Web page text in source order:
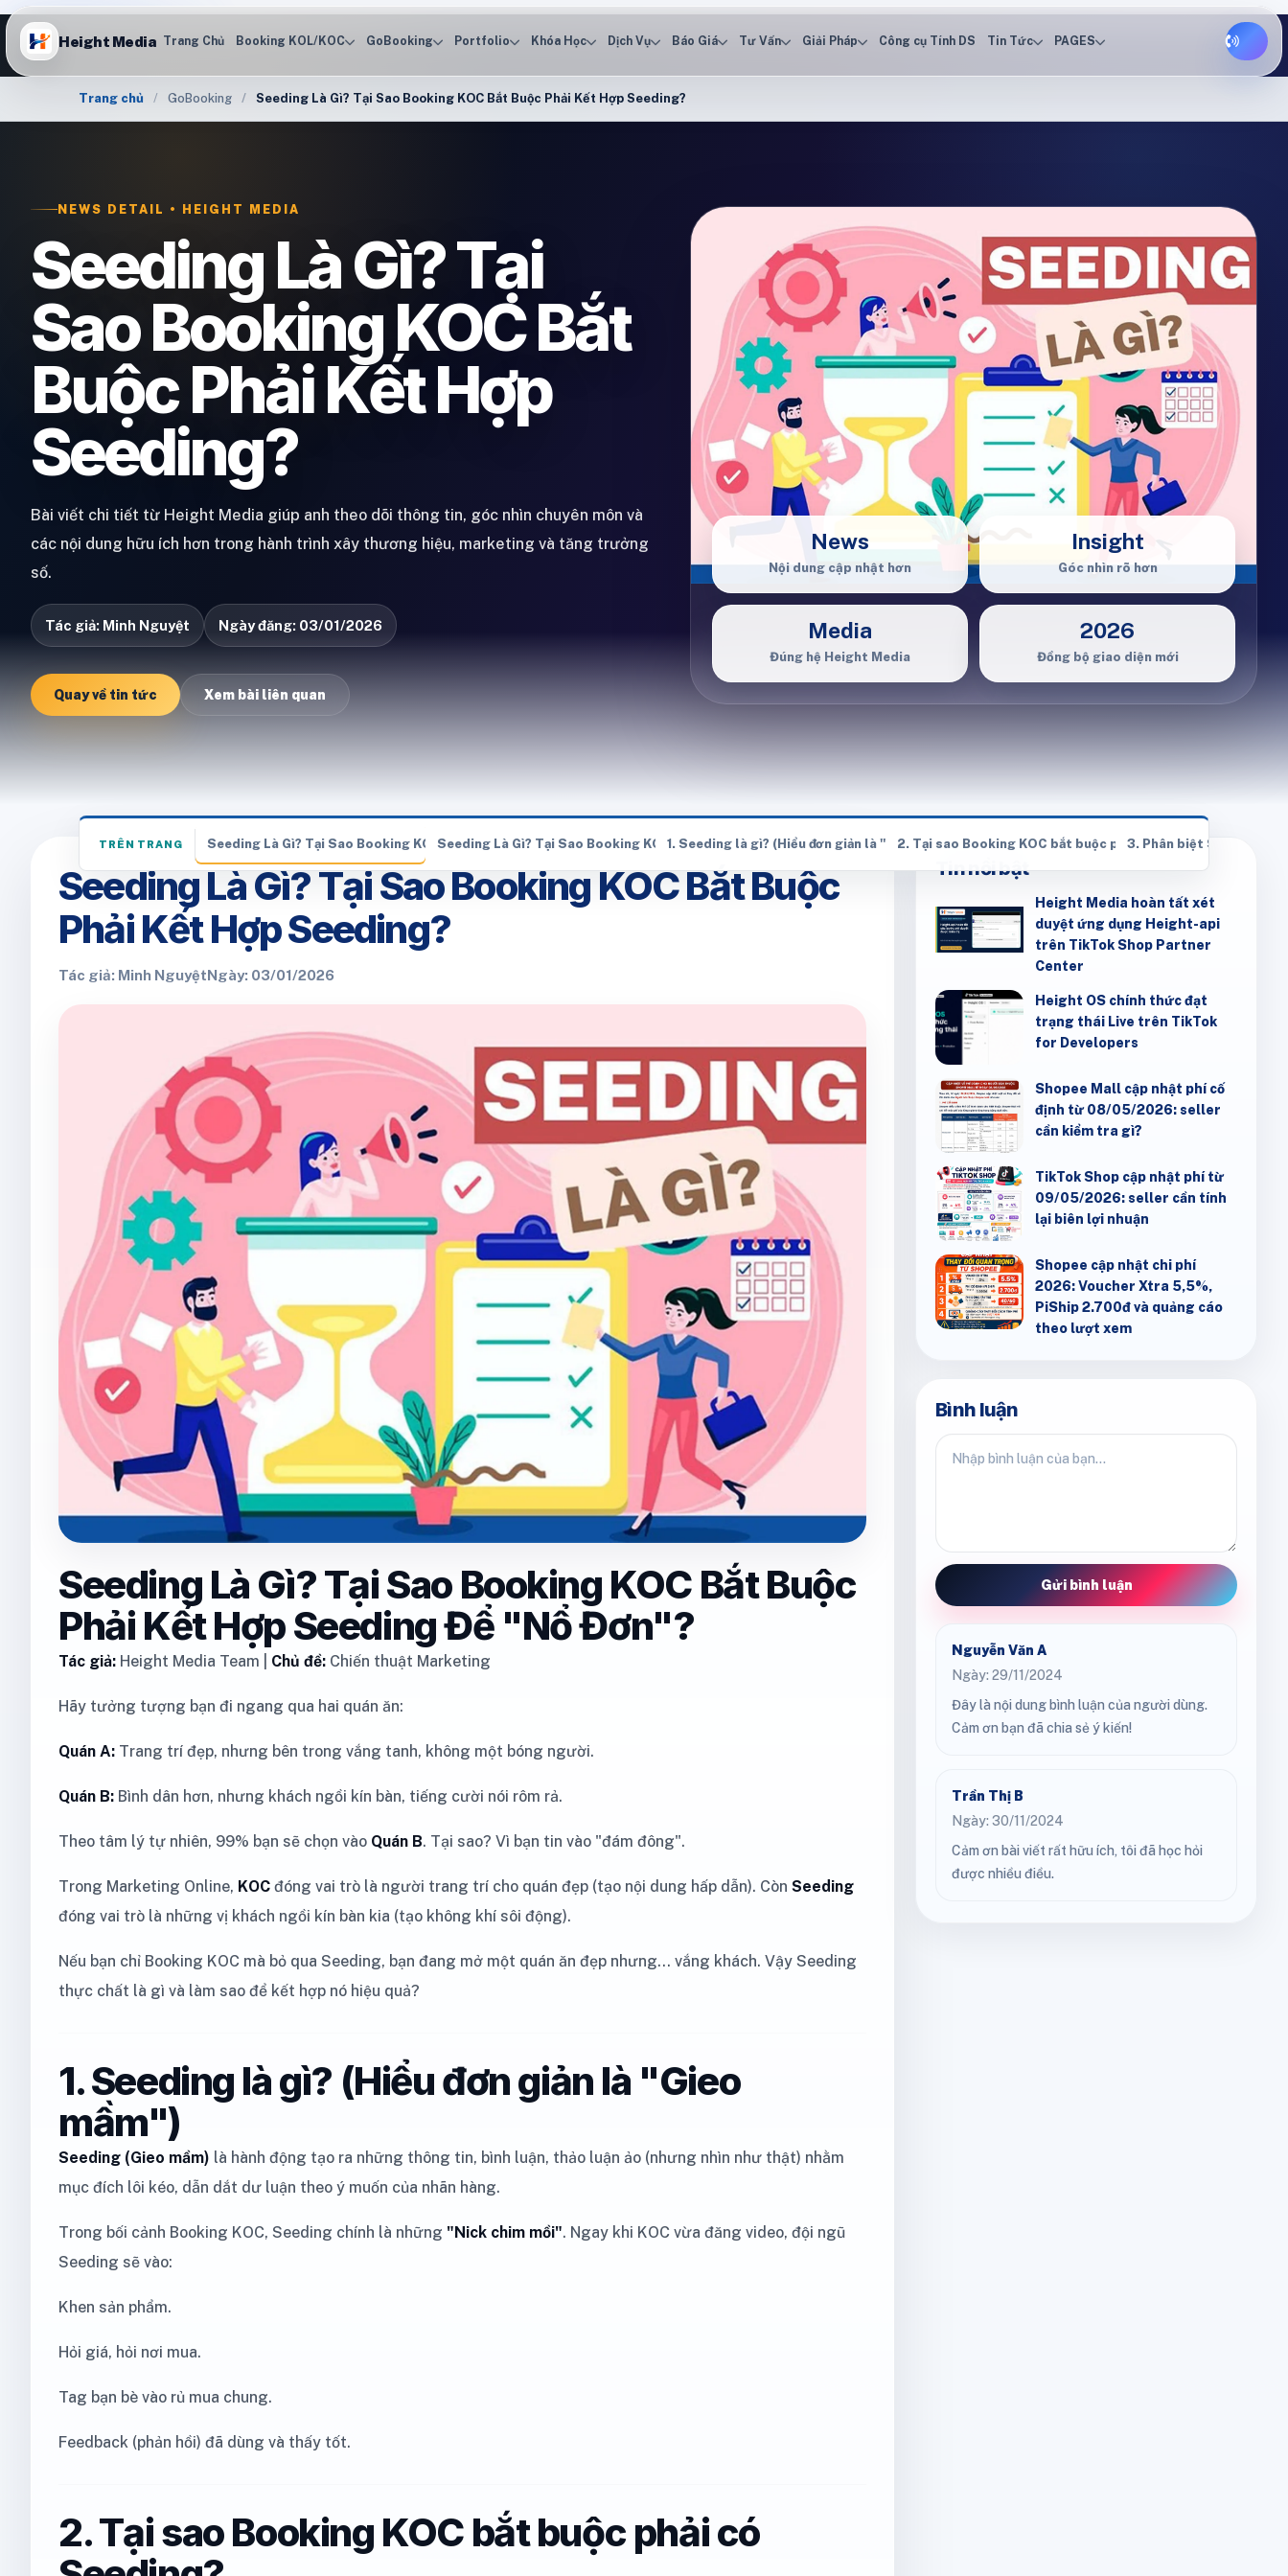
Height Media Trang Chủ Booking KOL/KOC GoBooking Portfolio Khóa Học Dịch Vụ Báo Giá Tư Vấn Giải Pháp Công cụ Tính DS Tin Tức PAGES
Trang chủ GoBooking Seeding Là Gì? Tại Sao Booking KOC Bắt Buộc Phải Kết Hợp Seeding?
NEWS DETAIL • HEIGHT MEDIA
Seeding Là Gì? Tại
Sao Booking KOC Bắt
Buộc Phải Kết Hợp
Seeding?
Bài viết chi tiết từ Height Media giúp anh theo dõi thông tin, góc nhìn chuyên môn và
các nội dung hữu ích hơn trong hành trình xây thương hiệu, marketing và tăng trưởng
số.
Tác giả: Minh Nguyệt Ngày đăng: 03/01/2026
Quay về tin tức Xem bài liên quan
News
Nội dung cập nhật hơn
Insight
Góc nhìn rõ hơn
Media
Đúng hệ Height Media
2026
Đồng bộ giao diện mới
TRÊN TRANG Seeding Là Gì? Tại Sao Booking KOC Bắt Buộc Phải Kết Hợp Seeding?Seeding Là Gì? Tại Sao Booking KOC Bắt Buộc Phải Kết Hợp Seeding Để "Nổ Đơn"?
1. Seeding là gì? (Hiểu đơn giản là "Gieo mầm")2. Tại sao Booking KOC bắt buộc phải có Seeding?
3. Phân biệt Seeding
Seeding Là Gì? Tại Sao Booking KOC Bắt Buộc
Phải Kết Hợp Seeding?
Tác giả: Minh NguyệtNgày: 03/01/2026
Seeding Là Gì? Tại Sao Booking KOC Bắt Buộc
Phải Kết Hợp Seeding Để "Nổ Đơn"?
Tác giả: Height Media Team | Chủ đề: Chiến thuật Marketing
Hãy tưởng tượng bạn đi ngang qua hai quán ăn:
Quán A: Trang trí đẹp, nhưng bên trong vắng tanh, không một bóng người.
Quán B: Bình dân hơn, nhưng khách ngồi kín bàn, tiếng cười nói rôm rả.
Theo tâm lý tự nhiên, 99% bạn sẽ chọn vào Quán B. Tại sao? Vì bạn tin vào "đám đông".
Trong Marketing Online, KOC đóng vai trò là người trang trí cho quán đẹp (tạo nội dung hấp dẫn). Còn Seeding
đóng vai trò là những vị khách ngồi kín bàn kia (tạo không khí sôi động).
Nếu bạn chỉ Booking KOC mà bỏ qua Seeding, bạn đang mở một quán ăn đẹp nhưng... vắng khách. Vậy Seeding
thực chất là gì và làm sao để kết hợp nó hiệu quả?
1. Seeding là gì? (Hiểu đơn giản là "Gieo
mầm")
Seeding (Gieo mầm) là hành động tạo ra những thông tin, bình luận, thảo luận ảo (nhưng nhìn như thật) nhằm
mục đích lôi kéo, dẫn dắt dư luận theo ý muốn của nhãn hàng.
Trong bối cảnh Booking KOC, Seeding chính là những "Nick chim mồi". Ngay khi KOC vừa đăng video, đội ngũ
Seeding sẽ vào:
Khen sản phẩm.
Hỏi giá, hỏi nơi mua.
Tag bạn bè vào rủ mua chung.
Feedback (phản hồi) đã dùng và thấy tốt.
2. Tại sao Booking KOC bắt buộc phải có
Tin nổi bật
Height Media hoàn tất xét
duyệt ứng dụng Height-api
trên TikTok Shop Partner
Center
Height OS chính thức đạt
trạng thái Live trên TikTok
for Developers
Shopee Mall cập nhật phí cố
định từ 08/05/2026: seller
cần kiểm tra gì?
TikTok Shop cập nhật phí từ
09/05/2026: seller cần tính
lại biên lợi nhuận
Shopee cập nhật chi phí
2026: Voucher Xtra 5,5%,
PiShip 2.700đ và quảng cáo
theo lượt xem
Bình luận
Gửi bình luận
Nguyễn Văn A
Ngày: 29/11/2024
Đây là nội dung bình luận của người dùng.
Cảm ơn bạn đã chia sẻ ý kiến!
Trần Thị B
Ngày: 30/11/2024
Cảm ơn bài viết rất hữu ích, tôi đã học hỏi
được nhiều điều.